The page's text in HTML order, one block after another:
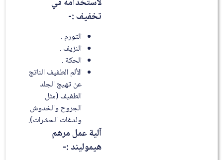
لاستخدامه في
تخفيف :-
التورم .
النزيف .
الحكة .
الألم الطفيف الناتج
عن تهيج الجلد
الطفيف (مثل
الجروح والخدوش
ولدغات الحشرات).
آلية عمل مرهم
هيموليند :-